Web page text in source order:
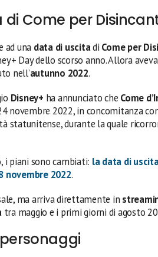
di Come per
ad una data di uscitadi Come per
Day dello scorso anno. Allora
nell’autunno 2022.
Disney+ ha annunciato che Come
novembre 2022, in concomitanza
statunitense, durante la quale
i piani sono cambiati: la data di
novembre 2022.
ma arriva direttamente in
tra maggio e i primi giorni di agosto